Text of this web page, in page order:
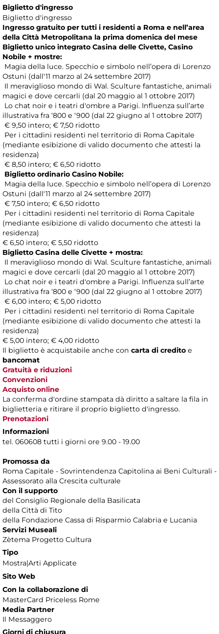
Biglietto d'ingresso
Biglietto d'ingresso
Ingresso gratuito per tutti i residenti a Roma e nell’area
della Città Metropolitana la prima domenica del mese
Biglietto unico integrato Casina delle Civette, Casino
Nobile + mostre:
Magia della luce. Specchio e simbolo nell’opera di Lorenzo
Ostuni (dall'11 marzo al 24 settembre 2017)
Il meraviglioso mondo di Wal. Sculture fantastiche, animali
magici e dove cercarli (dal 20 maggio al 1 ottobre 2017)
Lo chat noir e i teatri d'ombre a Parigi. Influenza sull’arte
illustrativa fra ‘800 e ‘900 (dal 22 giugno al 1 ottobre 2017)
€ 9,50 intero; € 7,50 ridotto
Per i cittadini residenti nel territorio di Roma Capitale
(mediante esibizione di valido documento che attesti la
residenza)
€ 8,50 intero; € 6,50 ridotto
Biglietto ordinario Casino Nobile:
Magia della luce. Specchio e simbolo nell’opera di Lorenzo
Ostuni (dall'11 marzo al 24 settembre 2017)
€ 7,50 intero; € 6,50 ridotto
Per i cittadini residenti nel territorio di Roma Capitale
(mediante esibizione di valido documento che attesti la
residenza)
€ 6,50 intero; € 5,50 ridotto
Biglietto Casina delle Civette + mostra:
Il meraviglioso mondo di Wal. Sculture fantastiche, animali
magici e dove cercarli (dal 20 maggio al 1 ottobre 2017)
Lo chat noir e i teatri d'ombre a Parigi. Influenza sull’arte
illustrativa fra ‘800 e ‘900 (dal 22 giugno al 1 ottobre 2017)
€ 6,00 intero; € 5,00 ridotto
Per i cittadini residenti nel territorio di Roma Capitale
(mediante esibizione di valido documento che attesti la
residenza)
€ 5,00 intero; € 4,00 ridotto
Il biglietto è acquistabile anche con carta di credito e
bancomat
Gratuità e riduzioni
Convenzioni
Acquisto online
La conferma d'ordine stampata dà diritto a saltare la fila in
biglietteria e ritirare il proprio biglietto d'ingresso.
Prenotazioni
Informazioni
tel. 060608 tutti i giorni ore 9.00 - 19.00
Promossa da
Roma Capitale - Sovrintendenza Capitolina ai Beni Culturali -
Assessorato alla Crescita culturale
Con il supporto
del Consiglio Regionale della Basilicata
della Città di Tito
della Fondazione Cassa di Risparmio Calabria e Lucania
Servizi Museali
Zètema Progetto Cultura
Tipo
Mostra|Arti Applicate
Sito Web
Con la collaborazione di
MasterCard Priceless Rome
Media Partner
Il Messaggero
Giorni di chiusura